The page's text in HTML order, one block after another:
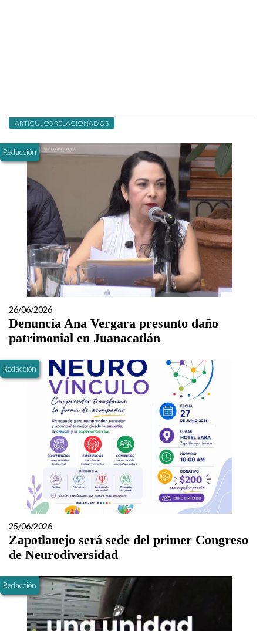
ARTÍCULOS RELACIONADOS
Redacción
26/06/2026
Denuncia Ana Vergara presunto daño
patrimonial en Juanacatlán
Redacción
25/06/2026
Zapotlanejo será sede del primer Congreso
de Neurodiversidad
Redacción